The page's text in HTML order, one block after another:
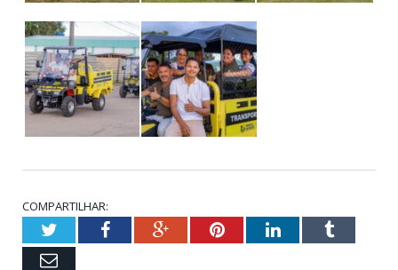
COMPARTILHAR:
TwitterFacebookGoogle+PinterestLinkedInTumblr
Email